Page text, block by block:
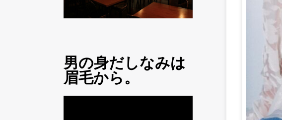
男の身だしなみは
眉毛から。